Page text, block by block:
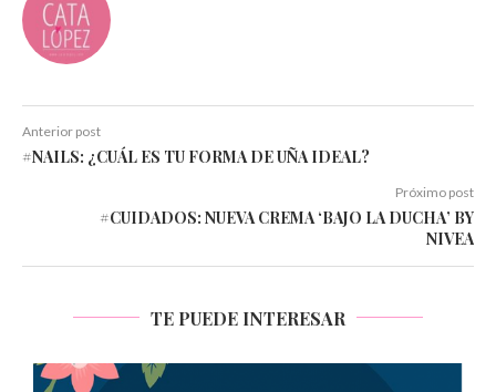
Anterior post
#NAILS: ¿CUÁL ES TU FORMA DE UÑA IDEAL?
Próximo post
#CUIDADOS: NUEVA CREMA ‘BAJO LA DUCHA’ BY
NIVEA
TE PUEDE INTERESAR